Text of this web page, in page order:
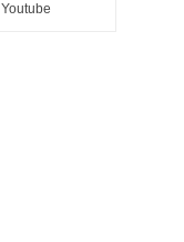
Youtube